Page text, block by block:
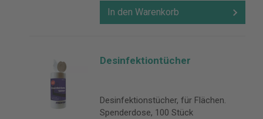
In den Warenkorb
Desinfektiontücher
Desinfektionstücher, für Flächen.
Spenderdose, 100 Stück